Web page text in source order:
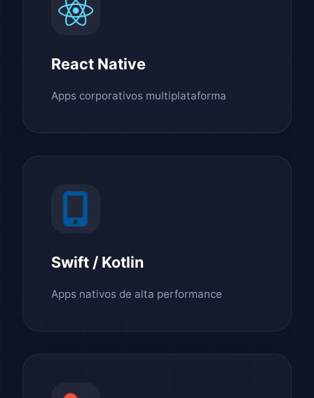
React Native
Apps corporativos multiplataforma
Swift / Kotlin
Apps nativos de alta performance